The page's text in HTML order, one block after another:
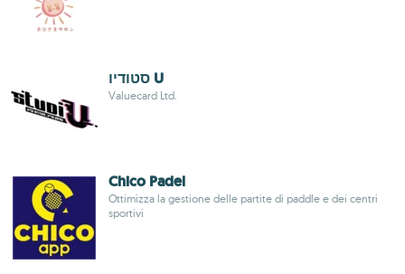
סטודיו U
Valuecard Ltd.
Chico Padel
Ottimizza la gestione delle partite di paddle e dei centri
sportivi